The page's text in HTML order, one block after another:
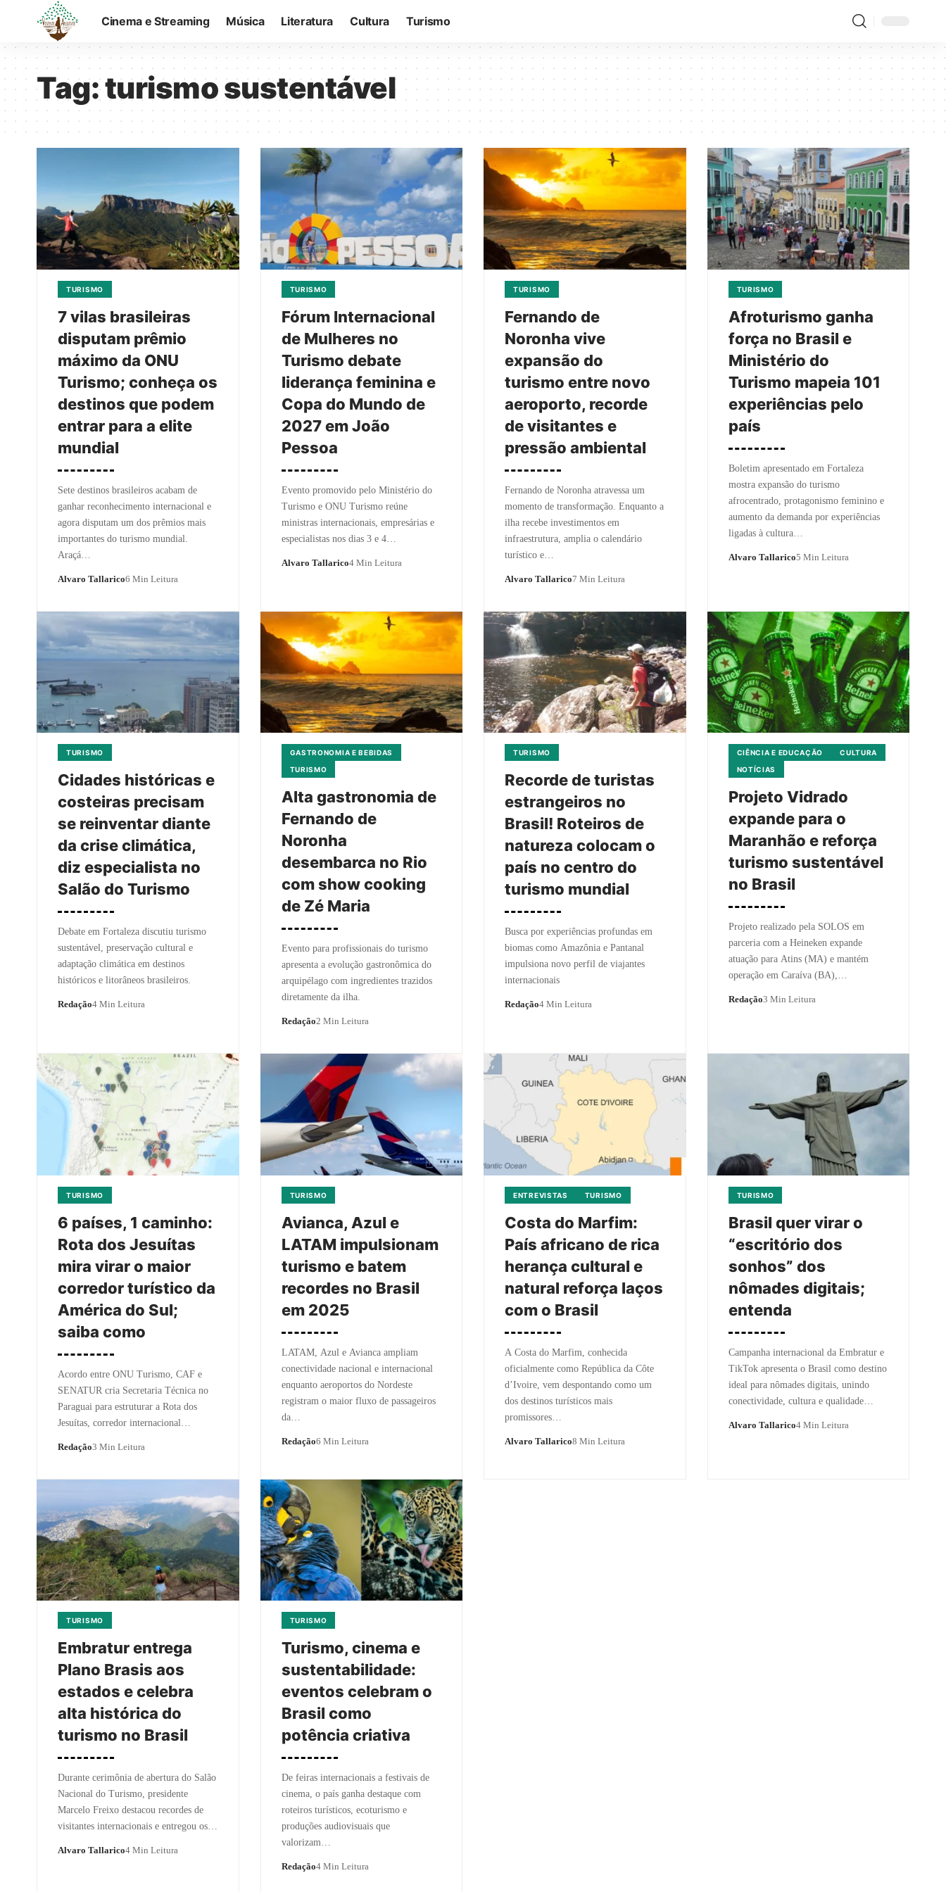
Cinema e Streaming Música Literatura Cultura Turismo
Tag:turismo sustentável
TURISMO
7 vilas brasileiras
disputam prêmio
máximo da ONU
Turismo; conheça os
destinos que podem
entrar para a elite
mundial
Sete destinos brasileiros acabam de
ganhar reconhecimento internacional e
agora disputam um dos prêmios mais
importantes do turismo mundial.
Araçá…
Alvaro Tallarico6 Min Leitura
TURISMO
Fórum Internacional
de Mulheres no
Turismo debate
liderança feminina e
Copa do Mundo de
2027 em João
Pessoa
Evento promovido pelo Ministério do
Turismo e ONU Turismo reúne
ministras internacionais, empresárias e
especialistas nos dias 3 e 4…
Alvaro Tallarico4 Min Leitura
TURISMO
Fernando de
Noronha vive
expansão do
turismo entre novo
aeroporto, recorde
de visitantes e
pressão ambiental
Fernando de Noronha atravessa um
momento de transformação. Enquanto a
ilha recebe investimentos em
infraestrutura, amplia o calendário
turístico e…
Alvaro Tallarico7 Min Leitura
TURISMO
Afroturismo ganha
força no Brasil e
Ministério do
Turismo mapeia 101
experiências pelo
país
Boletim apresentado em Fortaleza
mostra expansão do turismo
afrocentrado, protagonismo feminino e
aumento da demanda por experiências
ligadas à cultura…
Alvaro Tallarico5 Min Leitura
TURISMO
Cidades históricas e
costeiras precisam
se reinventar diante
da crise climática,
diz especialista no
Salão do Turismo
Debate em Fortaleza discutiu turismo
sustentável, preservação cultural e
adaptação climática em destinos
históricos e litorâneos brasileiros.
Redação4 Min Leitura
GASTRONOMIA E BEBIDAS
TURISMO
Alta gastronomia de
Fernando de
Noronha
desembarca no Rio
com show cooking
de Zé Maria
Evento para profissionais do turismo
apresenta a evolução gastronômica do
arquipélago com ingredientes trazidos
diretamente da ilha.
Redação2 Min Leitura
TURISMO
Recorde de turistas
estrangeiros no
Brasil! Roteiros de
natureza colocam o
país no centro do
turismo mundial
Busca por experiências profundas em
biomas como Amazônia e Pantanal
impulsiona novo perfil de viajantes
internacionais
Redação4 Min Leitura
CIÊNCIA E EDUCAÇÃO
CULTURA
NOTÍCIAS
Projeto Vidrado
expande para o
Maranhão e reforça
turismo sustentável
no Brasil
Projeto realizado pela SOLOS em
parceria com a Heineken expande
atuação para Atins (MA) e mantém
operação em Caraíva (BA),…
Redação3 Min Leitura
TURISMO
6 países, 1 caminho:
Rota dos Jesuítas
mira virar o maior
corredor turístico da
América do Sul;
saiba como
Acordo entre ONU Turismo, CAF e
SENATUR cria Secretaria Técnica no
Paraguai para estruturar a Rota dos
Jesuítas, corredor internacional…
Redação3 Min Leitura
TURISMO
Avianca, Azul e
LATAM impulsionam
turismo e batem
recordes no Brasil
em 2025
LATAM, Azul e Avianca ampliam
conectividade nacional e internacional
enquanto aeroportos do Nordeste
registram o maior fluxo de passageiros
da…
Redação6 Min Leitura
ENTREVISTAS TURISMO
Costa do Marfim:
País africano de rica
herança cultural e
natural reforça laços
com o Brasil
A Costa do Marfim, conhecida
oficialmente como República da Côte
d’Ivoire, vem despontando como um
dos destinos turísticos mais
promissores…
Alvaro Tallarico8 Min Leitura
TURISMO
Brasil quer virar o
“escritório dos
sonhos” dos
nômades digitais;
entenda
Campanha internacional da Embratur e
TikTok apresenta o Brasil como destino
ideal para nômades digitais, unindo
conectividade, cultura e qualidade…
Alvaro Tallarico4 Min Leitura
TURISMO
Embratur entrega
Plano Brasis aos
estados e celebra
alta histórica do
turismo no Brasil
Durante cerimônia de abertura do Salão
Nacional do Turismo, presidente
Marcelo Freixo destacou recordes de
visitantes internacionais e entregou os…
Alvaro Tallarico4 Min Leitura
TURISMO
Turismo, cinema e
sustentabilidade:
eventos celebram o
Brasil como
potência criativa
De feiras internacionais a festivais de
cinema, o país ganha destaque com
roteiros turísticos, ecoturismo e
produções audiovisuais que
valorizam…
Redação4 Min Leitura